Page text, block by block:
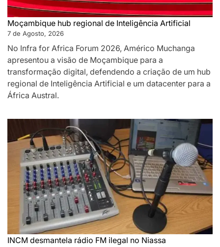
Moçambique hub regional de Inteligência Artificial
7 de Agosto, 2026
No Infra for Africa Forum 2026, Américo Muchanga
apresentou a visão de Moçambique para a
transformação digital, defendendo a criação de um hub
regional de Inteligência Artificial e um datacenter para a
África Austral.
INCM desmantela rádio FM ilegal no Niassa